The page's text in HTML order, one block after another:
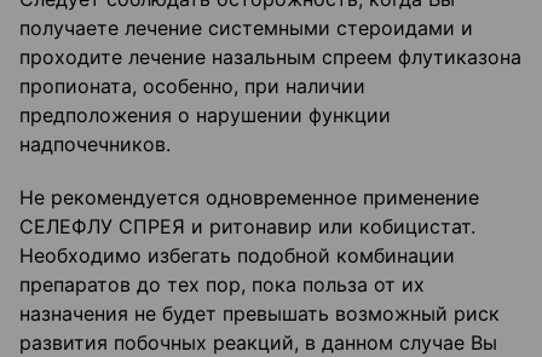
получаете лечение системными стероидами и
проходите лечение назальным спреем флутиказона
пропионата, особенно, при наличии
предположения о нарушении функции
надпочечников.
Не рекомендуется одновременное применение
СЕЛЕФЛУ СПРЕЯ и ритонавир или кобицистат.
Необходимо избегать подобной комбинации
препаратов до тех пор, пока польза от их
назначения не будет превышать возможный риск
развития побочных реакций, в данном случае Вы